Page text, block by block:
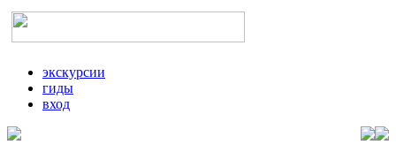
экскурсии
гиды
вход